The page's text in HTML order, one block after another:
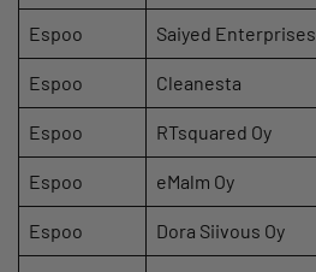
Espoo Saiyed Enterprises
Espoo Cleanesta
Espoo RTsquared Oy
Espoo eMalm Oy
Espoo Dora Siivous Oy